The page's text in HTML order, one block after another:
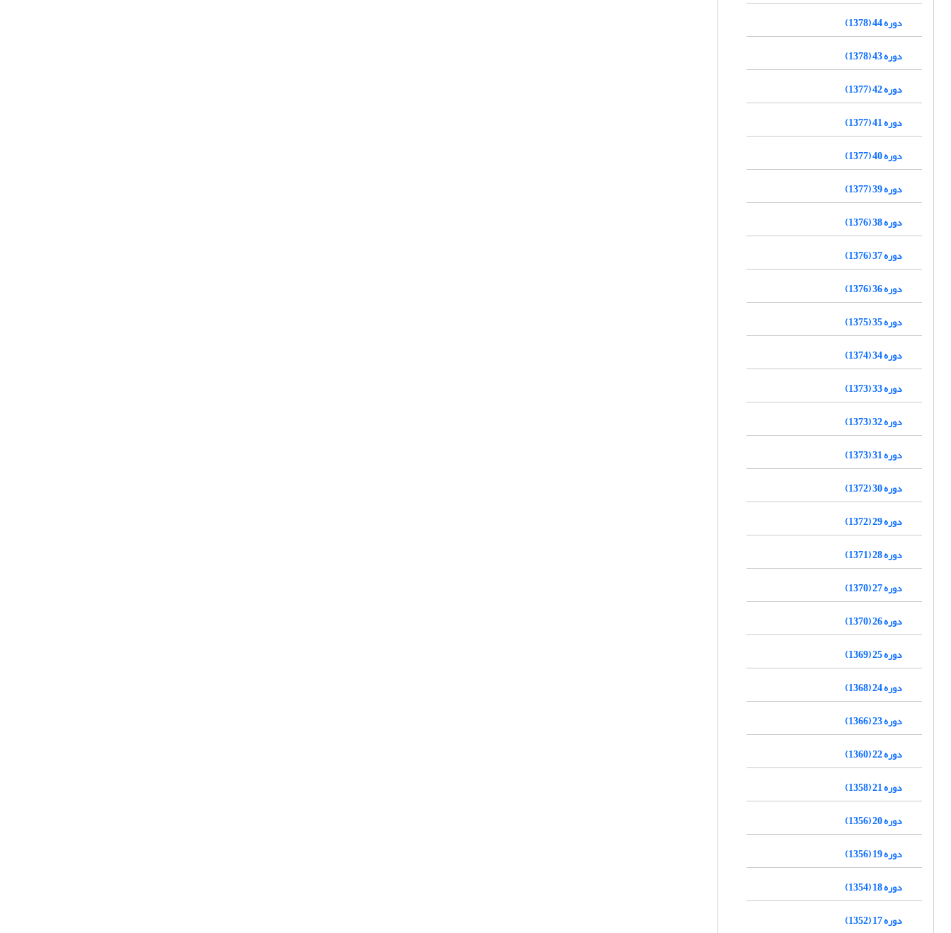
دوره 44 (1378)
دوره 43 (1378)
دوره 42 (1377)
دوره 41 (1377)
دوره 40 (1377)
دوره 39 (1377)
دوره 38 (1376)
دوره 37 (1376)
دوره 36 (1376)
دوره 35 (1375)
دوره 34 (1374)
دوره 33 (1373)
دوره 32 (1373)
دوره 31 (1373)
دوره 30 (1372)
دوره 29 (1372)
دوره 28 (1371)
دوره 27 (1370)
دوره 26 (1370)
دوره 25 (1369)
دوره 24 (1368)
دوره 23 (1366)
دوره 22 (1360)
دوره 21 (1358)
دوره 20 (1356)
دوره 19 (1356)
دوره 18 (1354)
دوره 17 (1352)